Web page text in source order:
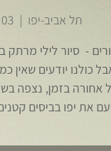
  |
תל אביב-יפו
- סיור לילי
יודעים שאין
אחורה בזמן, נצפה